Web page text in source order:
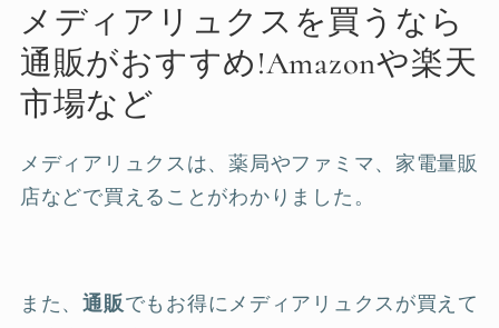
メディアリュクスを買うなら
通販がおすすめ!Amazonや楽天
市場など
メディアリュクスは、薬局やファミマ、家電量販
店などで買えることがわかりました。
また、通販でもお得にメディアリュクスが買えて